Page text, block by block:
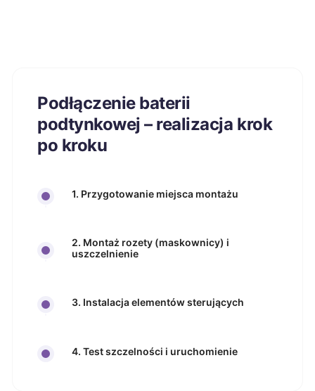
Podłączenie baterii
podtynkowej – realizacja krok
po kroku
1. Przygotowanie miejsca montażu
2. Montaż rozety (maskownicy) i
uszczelnienie
3. Instalacja elementów sterujących
4. Test szczelności i uruchomienie